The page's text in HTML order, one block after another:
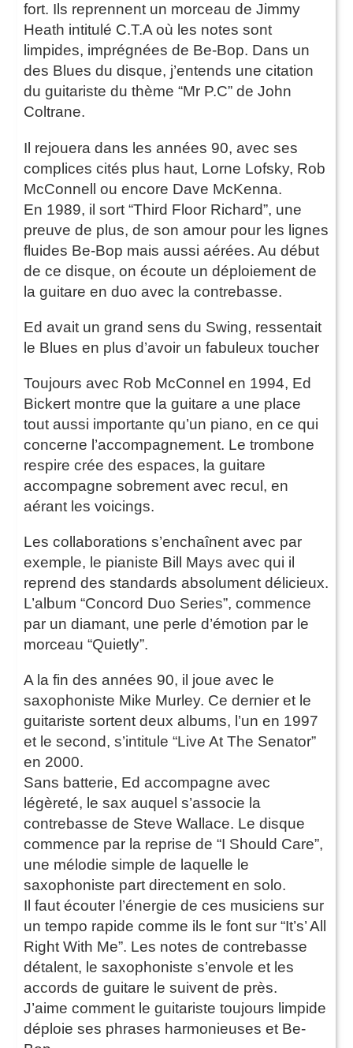
fort. Ils reprennent un morceau de Jimmy
Heath intitulé C.T.A où les notes sont
limpides, imprégnées de Be-Bop. Dans un
des Blues du disque, j’entends une citation
du guitariste du thème “Mr P.C” de John
Coltrane.
Il rejouera dans les années 90, avec ses
complices cités plus haut, Lorne Lofsky, Rob
McConnell ou encore Dave McKenna.
En 1989, il sort “Third Floor Richard”, une
preuve de plus, de son amour pour les lignes
fluides Be-Bop mais aussi aérées. Au début
de ce disque, on écoute un déploiement de
la guitare en duo avec la contrebasse.
Ed avait un grand sens du Swing, ressentait
le Blues en plus d’avoir un fabuleux toucher
Toujours avec Rob McConnel en 1994, Ed
Bickert montre que la guitare a une place
tout aussi importante qu’un piano, en ce qui
concerne l’accompagnement. Le trombone
respire crée des espaces, la guitare
accompagne sobrement avec recul, en
aérant les voicings.
Les collaborations s’enchaînent avec par
exemple, le pianiste Bill Mays avec qui il
reprend des standards absolument délicieux.
L’album “Concord Duo Series”, commence
par un diamant, une perle d’émotion par le
morceau “Quietly”.
A la fin des années 90, il joue avec le
saxophoniste Mike Murley. Ce dernier et le
guitariste sortent deux albums, l’un en 1997
et le second, s’intitule “Live At The Senator”
en 2000.
Sans batterie, Ed accompagne avec
légèreté, le sax auquel s’associe la
contrebasse de Steve Wallace. Le disque
commence par la reprise de “I Should Care”,
une mélodie simple de laquelle le
saxophoniste part directement en solo.
Il faut écouter l’énergie de ces musiciens sur
un tempo rapide comme ils le font sur “It’s’ All
Right With Me”. Les notes de contrebasse
détalent, le saxophoniste s’envole et les
accords de guitare le suivent de près.
J’aime comment le guitariste toujours limpide
déploie ses phrases harmonieuses et Be-